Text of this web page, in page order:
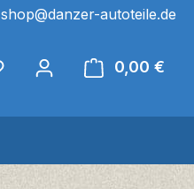
shop@danzer-autoteile.de
0,00 €